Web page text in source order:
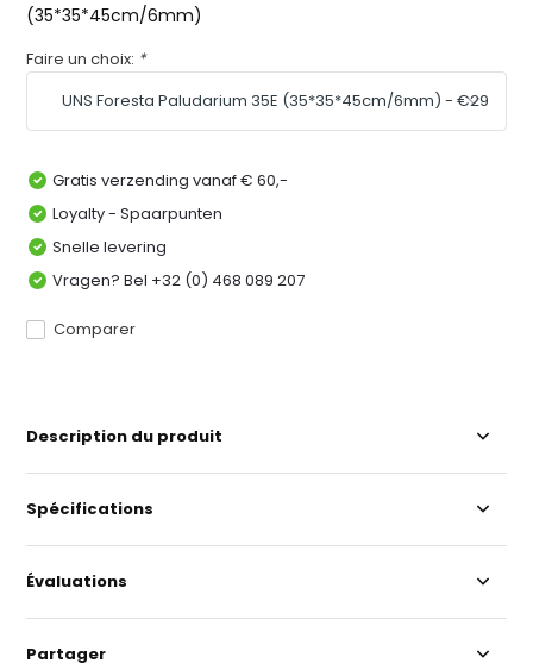
(35*35*45cm/6mm)
Faire un choix: *
Gratis verzending vanaf € 60,-
Loyalty - Spaarpunten
Snelle levering
Vragen? Bel +32 (0) 468 089 207
Comparer
Description du produit
Spécifications
Évaluations
Partager